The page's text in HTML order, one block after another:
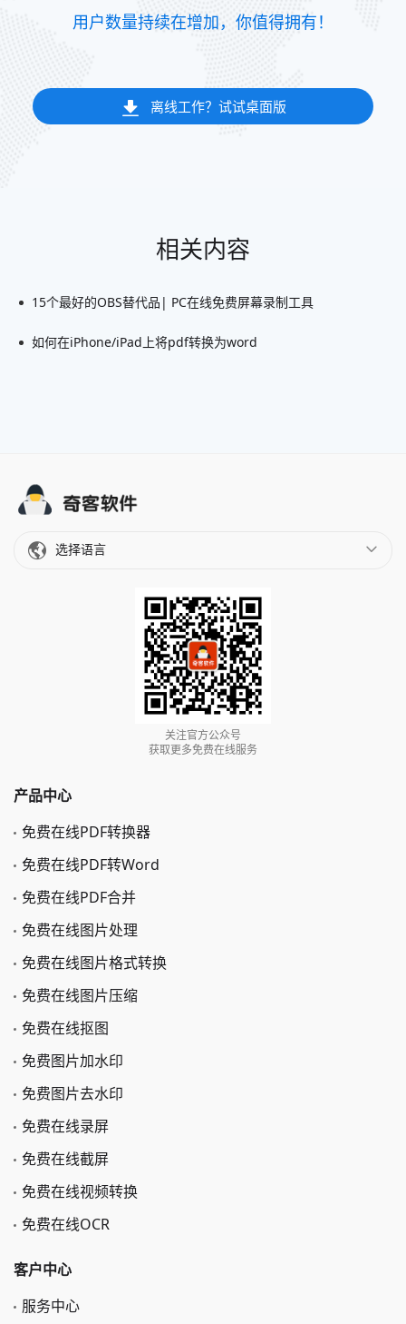
用户数量持续在增加，你值得拥有！
离线工作？试试桌面版
相关内容
15个最好的OBS替代品| PC在线免费屏幕录制工具
如何在iPhone/iPad上将pdf转换为word
选择语言
关注官方公众号
获取更多免费在线服务
产品中心
免费在线PDF转换器
免费在线PDF转Word
免费在线PDF合并
免费在线图片处理
免费在线图片格式转换
免费在线图片压缩
免费在线抠图
免费图片加水印
免费图片去水印
免费在线录屏
免费在线截屏
免费在线视频转换
免费在线OCR
客户中心
服务中心